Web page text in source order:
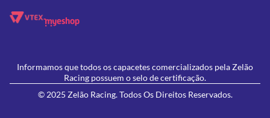
Informamos que todos os capacetes comercializados pela Zelão
Racing possuem o selo de certificação.
© 2025 Zelão Racing. Todos Os Direitos Reservados.